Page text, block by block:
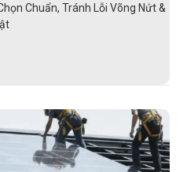
Chuẩn, Tránh Lỗi Võng Nứt &